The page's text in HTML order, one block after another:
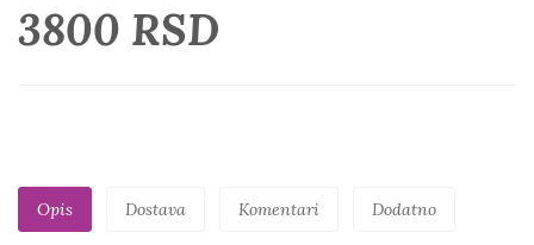
3800 RSD
Opis Dostava Komentari Dodatno